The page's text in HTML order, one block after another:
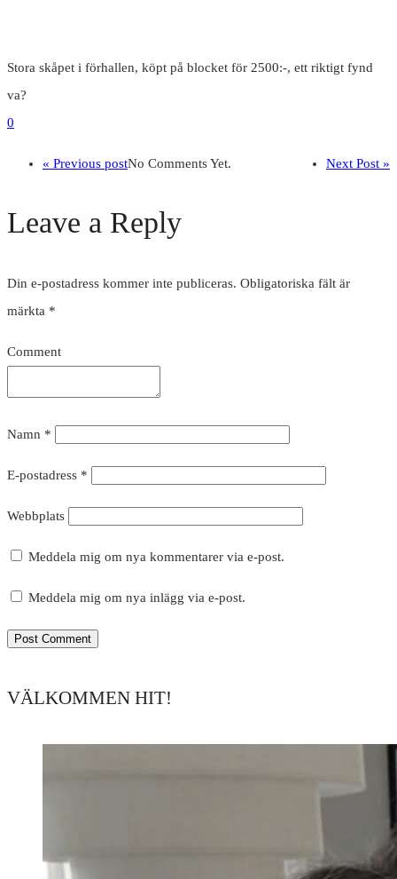
Stora skåpet i förhallen, köpt på blocket för 2500:-, ett riktigt fynd
va?
0
« Previous post Next Post »
No Comments Yet.
Leave a Reply
Din e-postadress kommer inte publiceras. Obligatoriska fält är
märkta *
Comment
Namn *
E-postadress *
Webbplats
Meddela mig om nya kommentarer via e-post.
Meddela mig om nya inlägg via e-post.
VÄLKOMMEN HIT!